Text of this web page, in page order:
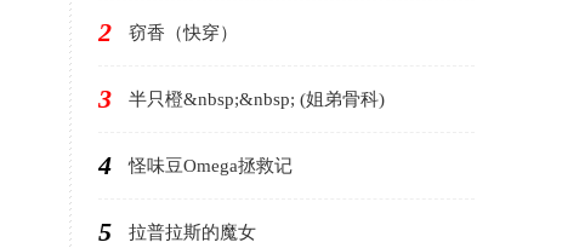
2 窃香（快穿）
3 半只橙&nbsp;&nbsp; (姐弟骨科)
4 怪味豆Omega拯救记
5 拉普拉斯的魔女